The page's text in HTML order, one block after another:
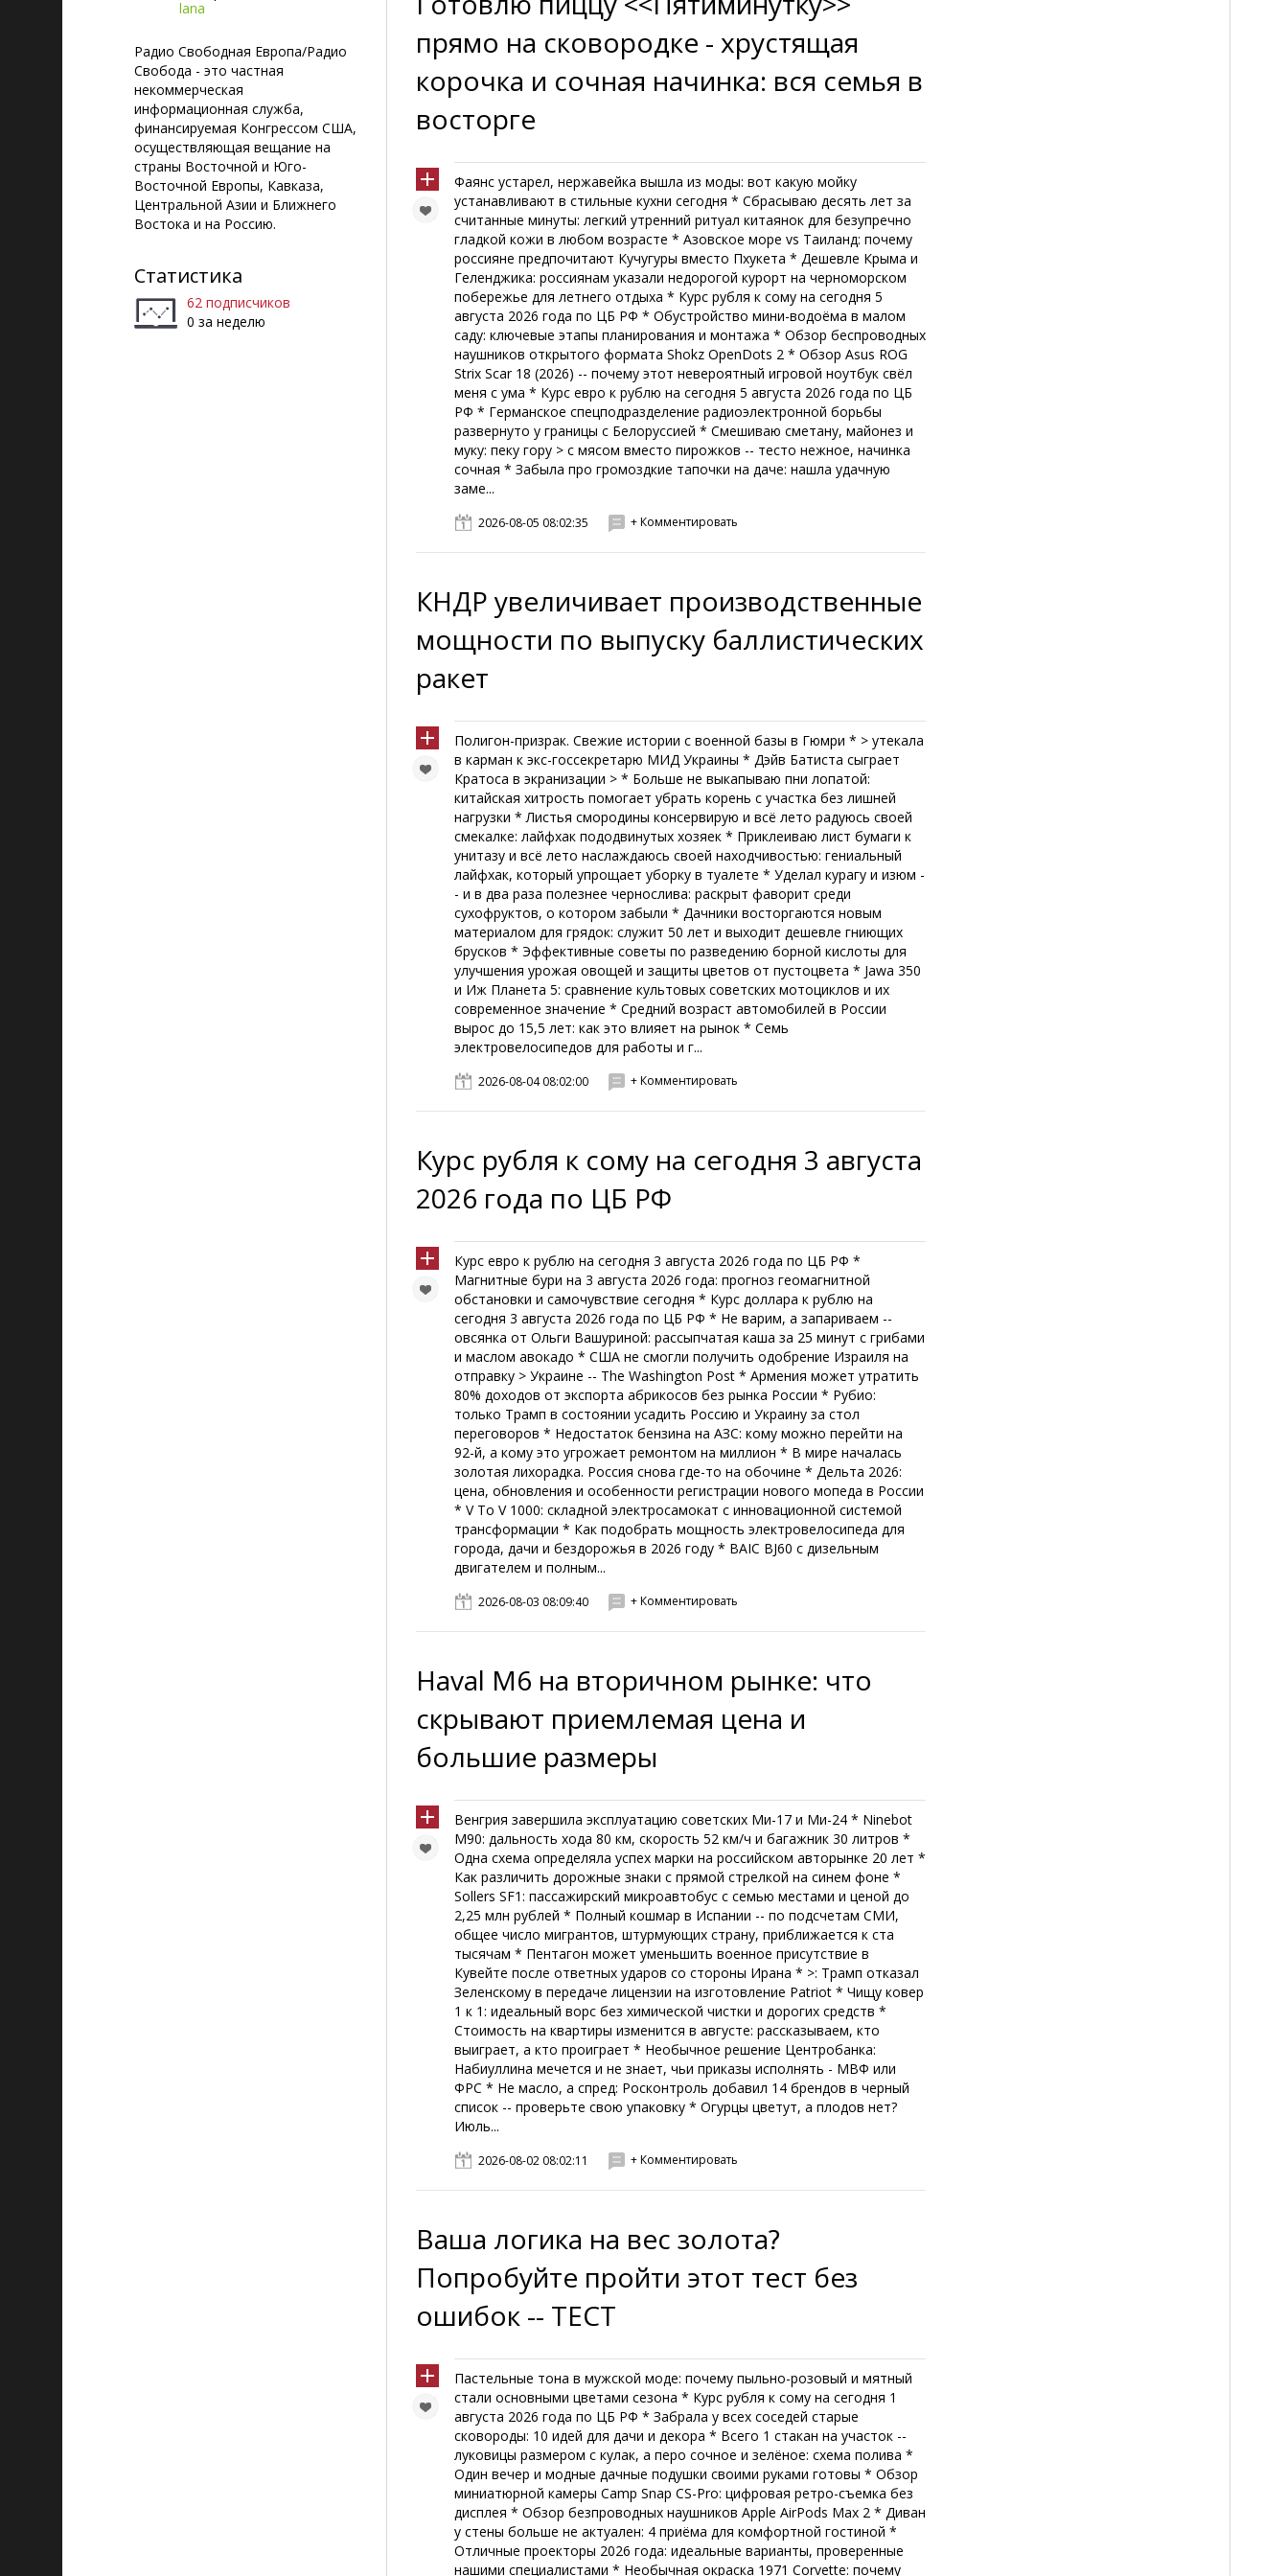
lana
Радио Свободная Европа/Радио
Свобода - это частная
некоммерческая
информационная служба,
финансируемая Конгрессом США,
осуществляющая вещание на
страны Восточной и Юго-
Восточной Европы, Кавказа,
Центральной Азии и Ближнего
Востока и на Россию.
Статистика
62 подписчиков
0 за неделю
прямо на сковородке - хрустящая
корочка и сочная начинка: вся семья в
восторге
Фаянс устарел, нержавейка вышла из моды: вот какую мойку
устанавливают в стильные кухни сегодня * Сбрасываю десять лет за
считанные минуты: легкий утренний ритуал китаянок для безупречно
гладкой кожи в любом возрасте * Азовское море vs Таиланд: почему
россияне предпочитают Кучугуры вместо Пхукета * Дешевле Крыма и
Геленджика: россиянам указали недорогой курорт на черноморском
побережье для летнего отдыха * Курс рубля к сому на сегодня 5
августа 2026 года по ЦБ РФ * Обустройство мини-водоёма в малом
саду: ключевые этапы планирования и монтажа * Обзор беспроводных
наушников открытого формата Shokz OpenDots 2 * Обзор Asus ROG
Strix Scar 18 (2026) -- почему этот невероятный игровой ноутбук свёл
меня с ума * Курс евро к рублю на сегодня 5 августа 2026 года по ЦБ
РФ * Германское спецподразделение радиоэлектронной борьбы
развернуто у границы с Белоруссией * Смешиваю сметану, майонез и
муку: пеку гору > с мясом вместо пирожков -- тесто нежное, начинка
сочная * Забыла про громоздкие тапочки на даче: нашла удачную
заме...
2026-08-05 08:02:35 + Комментировать
КНДР увеличивает производственные
мощности по выпуску баллистических
ракет
Полигон-призрак. Свежие истории с военной базы в Гюмри * > утекала
в карман к экс-госсекретарю МИД Украины * Дэйв Батиста сыграет
Кратоса в экранизации > * Больше не выкапываю пни лопатой:
китайская хитрость помогает убрать корень с участка без лишней
нагрузки * Листья смородины консервирую и всё лето радуюсь своей
смекалке: лайфхак пододвинутых хозяек * Приклеиваю лист бумаги к
унитазу и всё лето наслаждаюсь своей находчивостью: гениальный
лайфхак, который упрощает уборку в туалете * Уделал курагу и изюм -
- и в два раза полезнее чернослива: раскрыт фаворит среди
сухофруктов, о котором забыли * Дачники восторгаются новым
материалом для грядок: служит 50 лет и выходит дешевле гниющих
брусков * Эффективные советы по разведению борной кислоты для
улучшения урожая овощей и защиты цветов от пустоцвета * Jawa 350
и Иж Планета 5: сравнение культовых советских мотоциклов и их
современное значение * Средний возраст автомобилей в России
вырос до 15,5 лет: как это влияет на рынок * Семь
электровелосипедов для работы и г...
2026-08-04 08:02:00 + Комментировать
Курс рубля к сому на сегодня 3 августа
2026 года по ЦБ РФ
Курс евро к рублю на сегодня 3 августа 2026 года по ЦБ РФ *
Магнитные бури на 3 августа 2026 года: прогноз геомагнитной
обстановки и самочувствие сегодня * Курс доллара к рублю на
сегодня 3 августа 2026 года по ЦБ РФ * Не варим, а запариваем --
овсянка от Ольги Вашуриной: рассыпчатая каша за 25 минут с грибами
и маслом авокадо * США не смогли получить одобрение Израиля на
отправку > Украине -- The Washington Post * Армения может утратить
80% доходов от экспорта абрикосов без рынка России * Рубио:
только Трамп в состоянии усадить Россию и Украину за стол
переговоров * Недостаток бензина на АЗС: кому можно перейти на
92-й, а кому это угрожает ремонтом на миллион * В мире началась
золотая лихорадка. Россия снова где-то на обочине * Дельта 2026:
цена, обновления и особенности регистрации нового мопеда в России
* V To V 1000: складной электросамокат с инновационной системой
трансформации * Как подобрать мощность электровелосипеда для
города, дачи и бездорожья в 2026 году * BAIC BJ60 с дизельным
двигателем и полным...
2026-08-03 08:09:40 + Комментировать
Haval M6 на вторичном рынке: что
скрывают приемлемая цена и
большие размеры
Венгрия завершила эксплуатацию советских Ми-17 и Ми-24 * Ninebot
M90: дальность хода 80 км, скорость 52 км/ч и багажник 30 литров *
Одна схема определяла успех марки на российском авторынке 20 лет *
Как различить дорожные знаки с прямой стрелкой на синем фоне *
Sollers SF1: пассажирский микроавтобус с семью местами и ценой до
2,25 млн рублей * Полный кошмар в Испании -- по подсчетам СМИ,
общее число мигрантов, штурмующих страну, приближается к ста
тысячам * Пентагон может уменьшить военное присутствие в
Кувейте после ответных ударов со стороны Ирана * >: Трамп отказал
Зеленскому в передаче лицензии на изготовление Patriot * Чищу ковер
1 к 1: идеальный ворс без химической чистки и дорогих средств *
Стоимость на квартиры изменится в августе: рассказываем, кто
выиграет, а кто проиграет * Необычное решение Центробанка:
Набиуллина мечется и не знает, чьи приказы исполнять - МВФ или
ФРС * Не масло, а спред: Росконтроль добавил 14 брендов в черный
список -- проверьте свою упаковку * Огурцы цветут, а плодов нет?
Июль...
2026-08-02 08:02:11 + Комментировать
Ваша логика на вес золота?
Попробуйте пройти этот тест без
ошибок -- ТЕСТ
Пастельные тона в мужской моде: почему пыльно-розовый и мятный
стали основными цветами сезона * Курс рубля к сому на сегодня 1
августа 2026 года по ЦБ РФ * Забрала у всех соседей старые
сковороды: 10 идей для дачи и декора * Всего 1 стакан на участок --
луковицы размером с кулак, а перо сочное и зелёное: схема полива *
Один вечер и модные дачные подушки своими руками готовы * Обзор
миниатюрной камеры Camp Snap CS-Pro: цифровая ретро-съемка без
дисплея * Обзор безпроводных наушников Apple AirPods Max 2 * Диван
у стены больше не актуален: 4 приёма для комфортной гостиной *
Отличные проекторы 2026 года: идеальные варианты, проверенные
нашими специалистами * Необычная окраска 1971 Corvette: почему